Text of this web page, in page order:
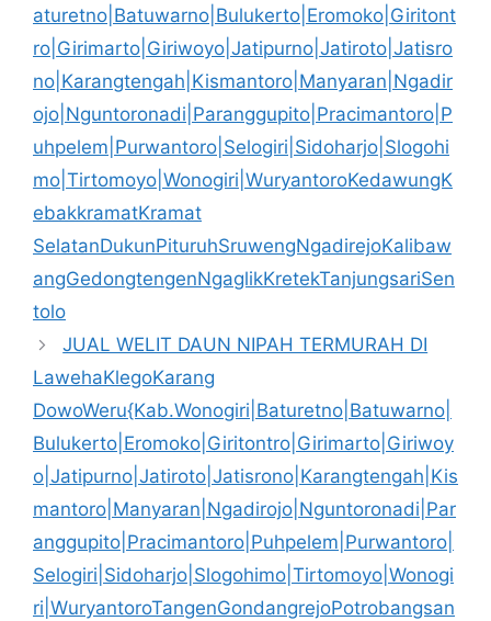
aturetno|Batuwarno|Bulukerto|Eromoko|Giritont
ro|Girimarto|Giriwoyo|Jatipurno|Jatiroto|Jatisro
no|Karangtengah|Kismantoro|Manyaran|Ngadir
ojo|Nguntoronadi|Paranggupito|Pracimantoro|P
uhpelem|Purwantoro|Selogiri|Sidoharjo|Slogohi
mo|Tirtomoyo|Wonogiri|WuryantoroKedawungK
ebakkramatKramat
SelatanDukunPituruhSruwengNgadirejoKalibaw
angGedongtengenNgaglikKretekTanjungsariSen
tolo
JUAL WELIT DAUN NIPAH TERMURAH DI
LawehaKlegoKarang
DowoWeru{Kab.Wonogiri|Baturetno|Batuwarno|
Bulukerto|Eromoko|Giritontro|Girimarto|Giriwoy
o|Jatipurno|Jatiroto|Jatisrono|Karangtengah|Kis
mantoro|Manyaran|Ngadirojo|Nguntoronadi|Par
anggupito|Pracimantoro|Puhpelem|Purwantoro|
Selogiri|Sidoharjo|Slogohimo|Tirtomoyo|Wonogi
ri|WuryantoroTangenGondangrejoPotrobangsan